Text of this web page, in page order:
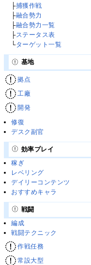
├捕獲作戦
├融合勢力
├融合勢力一覧
├ステータス表
└ターゲット一覧
基地
拠点
工廠
開発
修復
デスク副官
効率プレイ
稼ぎ
レベリング
デイリーコンテンツ
おすすめキャラ
戦闘
編成
戦闘テクニック
作戦任務
常設大型